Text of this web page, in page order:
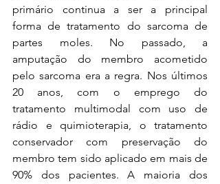
primário continua a ser a principal
forma de tratamento do sarcoma de
partes moles. No passado, a
amputação do membro acometido
pelo sarcoma era a regra. Nos últimos
20 anos, com o emprego do
tratamento multimodal com uso de
rádio e quimioterapia, o tratamento
conservador com preservação do
membro tem sido aplicado em mais de
90% dos pacientes. A maioria dos